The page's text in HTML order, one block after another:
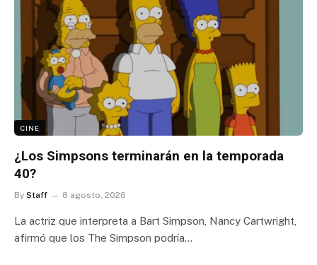
CINE
¿Los Simpsons terminarán en la temporada
40?
By Staff 8 agosto, 2026
La actriz que interpreta a Bart Simpson, Nancy Cartwright,
afirmó que los The Simpson podría…